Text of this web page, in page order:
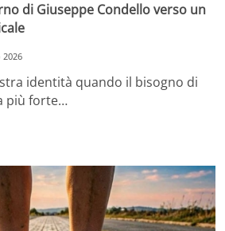
di Giuseppe Condello verso un
2026
identità quando il bisogno di
più forte…